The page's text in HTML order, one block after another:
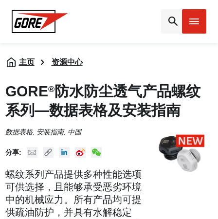
Gore
主页 资源中心
GORE®防水防尘透气产品螺纹
系列—数据表格及安装指南
数据表格, 安装指南, 中国
分享: Mail Copy URLLinked InNew Weibo
螺纹系列产品提供多种性能选项
可供选择，且能够承受恶劣环境
中的机械应力。所有产品均可提
供疏油防护，并具有水解稳定